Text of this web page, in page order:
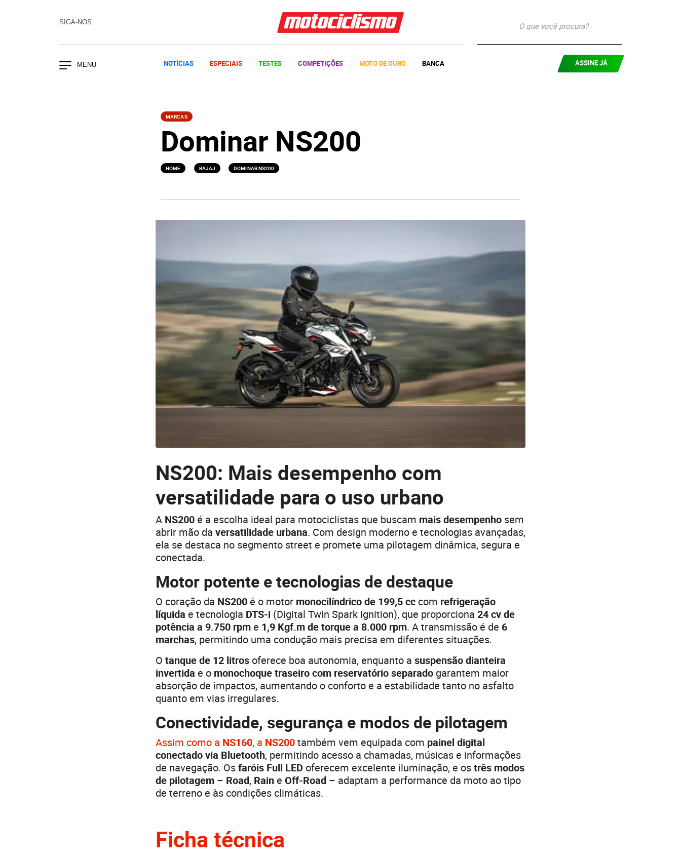
SIGA-NOS:
NOTÍCIAS ESPECIAIS TESTES COMPETIÇÕES MOTO DE OURO BANCA ASSINE JÁ
MARCAS
Dominar NS200
HOME BAJAJ DOMINAR NS200
NS200: Mais desempenho com
versatilidade para o uso urbano
A NS200 é a escolha ideal para motociclistas que buscam mais desempenho sem
abrir mão da versatilidade urbana. Com design moderno e tecnologias avançadas,
ela se destaca no segmento street e promete uma pilotagem dinâmica, segura e
conectada.
Motor potente e tecnologias de destaque
O coração da NS200 é o motor monocilíndrico de 199,5 cc com refrigeração
líquida e tecnologia DTS-i (Digital Twin Spark Ignition), que proporciona 24 cv de
potência a 9.750 rpm e 1,9 Kgf.m de torque a 8.000 rpm. A transmissão é de 6
marchas, permitindo uma condução mais precisa em diferentes situações.
O tanque de 12 litros oferece boa autonomia, enquanto a suspensão dianteira
invertida e o monochoque traseiro com reservatório separado garantem maior
absorção de impactos, aumentando o conforto e a estabilidade tanto no asfalto
quanto em vias irregulares.
Conectividade, segurança e modos de pilotagem
Assim como a NS160, a NS200também vem equipada com painel digital
conectado via Bluetooth, permitindo acesso a chamadas, músicas e informações
de navegação. Osfaróis Full LED oferecem excelente iluminação, e ostrês modos
de pilotagem – Road, Rain e Off-Road – adaptam a performance da moto ao tipo
de terreno e às condições climáticas.
Ficha técnica